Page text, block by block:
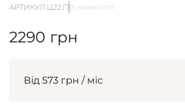
АРТИКУЛ Ц22.П В наявності
2290 грн
Від 573 грн / міс